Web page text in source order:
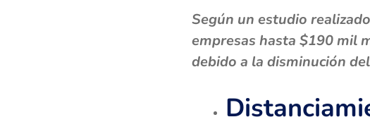
Según un estudio
empresas hasta $190 mil
debido a la disminución